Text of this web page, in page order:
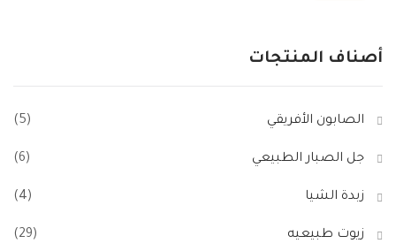
أصناف المنتجات
الصابون الأفريقي (5)
جل الصبار الطبيعي (6)
زبدة الشيا (4)
زيوت طبيعيه (29)